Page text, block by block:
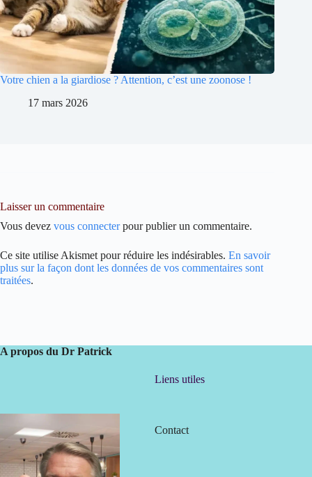
Votre chien a la giardiose ? Attention, c’est une zoonose !
17 mars 2026
Laisser un commentaire
Vous devez vous connecterpour publier un commentaire.
Ce site utilise Akismet pour réduire les indésirables. En savoir
plus sur la façon dont les données de vos commentaires sont
traitées.
A propos du Dr Patrick
Liens utiles
Contact